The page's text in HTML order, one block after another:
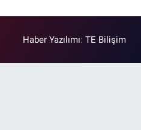
Haber Yazılımı:TE Bilişim